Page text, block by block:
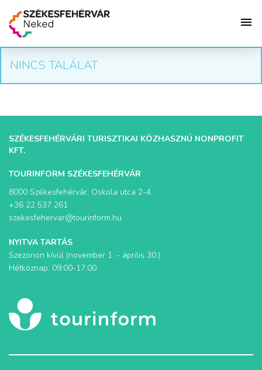
NINCS TALÁLAT
SZÉKESFEHÉRVÁRI TURISZTIKAI KÖZHASZNÚ NONPROFIT
KFT.
TOURINFORM SZÉKESFEHÉRVÁR
8000 Székesfehérvár, Oskola utca 2-4.
+36 22 537 261
szekesfehervar@tourinform.hu
NYITVA TARTÁS
Szezonon kívül (november 1. - április 30.)
Hétköznap: 09:00-17:00